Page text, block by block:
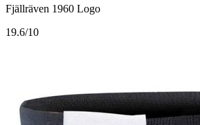
Fjällräven 1960 Logo
19.6/10